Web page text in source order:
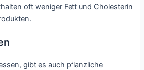
oft weniger Fett und Cholesterin
gibt es auch pflanzliche